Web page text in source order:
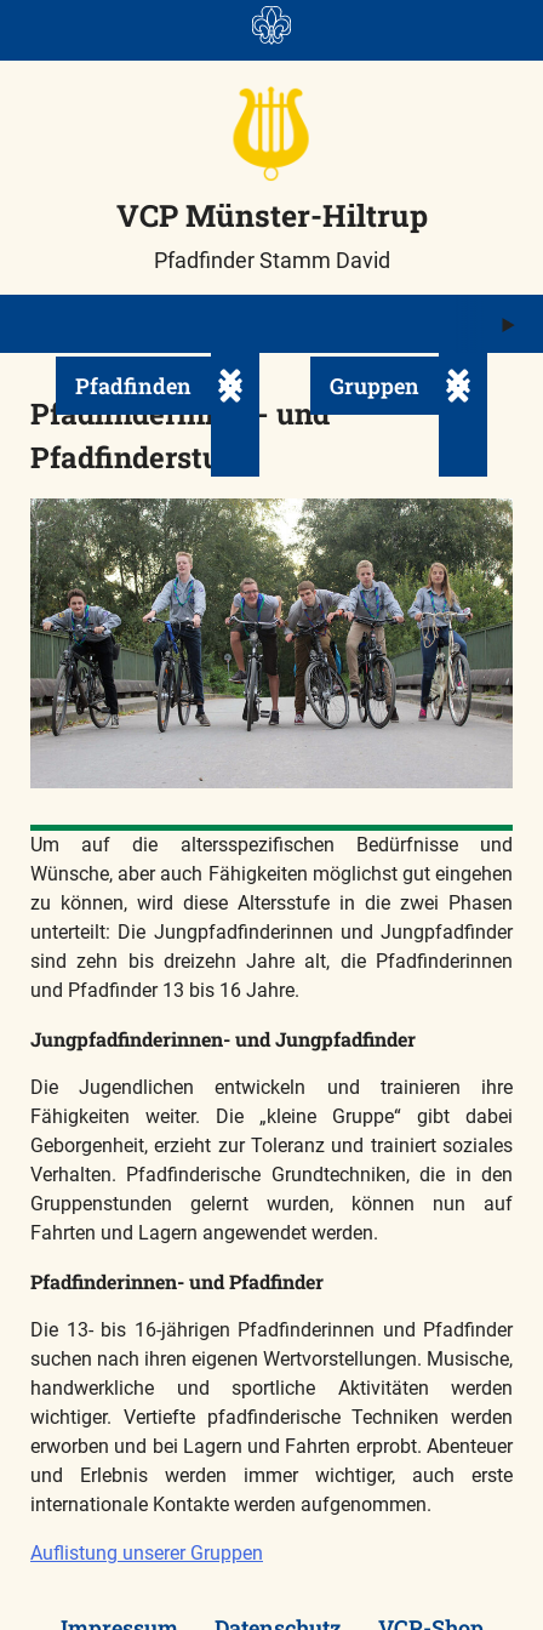
VCP Münster-Hiltrup
Pfadfinder Stamm David
Pfadfinden Untermenü ein-/ausklappen
Gruppen
Pfadfinderinnen- und
Pfadfinderstufe
Um auf die altersspezifischen Bedürfnisse und
Wünsche, aber auch Fähigkeiten möglichst gut eingehen
zu können, wird diese Altersstufe in die zwei Phasen
unterteilt: Die Jungpfadfinderinnen und Jungpfadfinder
sind zehn bis dreizehn Jahre alt, die Pfadfinderinnen
und Pfadfinder 13 bis 16 Jahre.
Jungpfadfinderinnen- und Jungpfadfinder
Die Jugendlichen entwickeln und trainieren ihre
Fähigkeiten weiter. Die „kleine Gruppe“ gibt dabei
Geborgenheit, erzieht zur Toleranz und trainiert soziales
Verhalten. Pfadfinderische Grundtechniken, die in den
Gruppenstunden gelernt wurden, können nun auf
Fahrten und Lagern angewendet werden.
Pfadfinderinnen- und Pfadfinder
Die 13- bis 16-jährigen Pfadfinderinnen und Pfadfinder
suchen nach ihren eigenen Wertvorstellungen. Musische,
handwerkliche und sportliche Aktivitäten werden
wichtiger. Vertiefte pfadfinderische Techniken werden
erworben und bei Lagern und Fahrten erprobt. Abenteuer
und Erlebnis werden immer wichtiger, auch erste
internationale Kontakte werden aufgenommen.
Auflistung unserer Gruppen